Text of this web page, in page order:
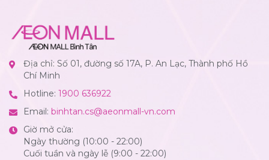
Địa chỉ: Số 01, đường số 17A, P. An Lạc, Thành phố Hồ
Chí Minh
Hotline: 1900 636922
Email: binhtan.cs@aeonmall-vn.com
Giờ mở cửa:
Ngày thường (10:00 - 22:00)
Cuối tuần và ngày lễ (9:00 - 22:00)